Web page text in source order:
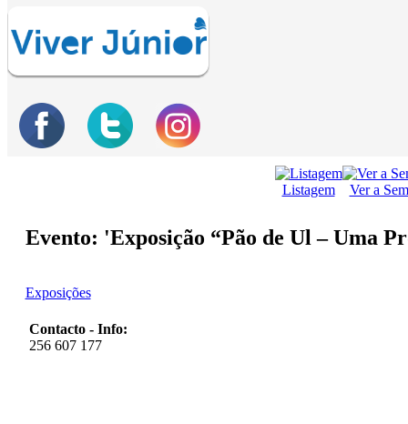
Listagem Ver a
Evento: 'Exposição “Pão de Ul – Uma
Exposições
Contacto - Info:
256 607 177